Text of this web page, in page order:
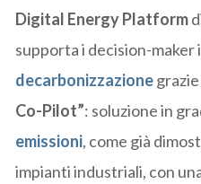
Digital Energy Platform
supporta i decision-
decarbonizzazionegrazie
Co-Pilot”: soluzione in
emissioni, come già
impianti industriali, con